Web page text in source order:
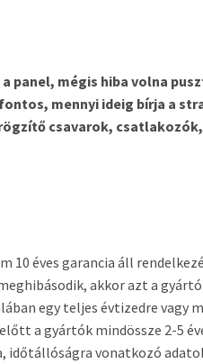
panel, mégis hiba volna
mennyi ideig bírja a
csavarok,
10 éves garancia áll
akkor azt a
egy teljes évtizedre vagy
a gyártók mindössze 2-5
időtállóságra vonatkozó